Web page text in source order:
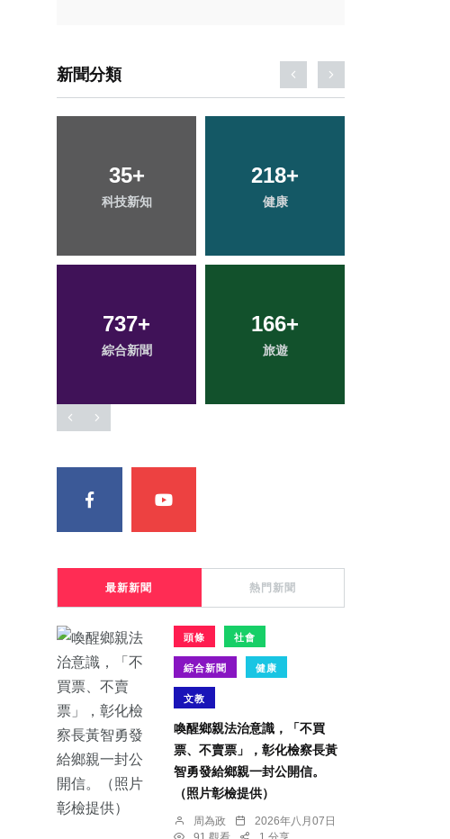
新聞分類
121+
專欄
68+
宗教
52+
頭條
238+
文教
最新新聞 熱門新聞
頭條 社會
綜合新聞 健康
文教
喚醒鄉親法治意識，「不買
票、不賣票」，彰化檢察長黃
智勇發給鄉親一封公開信。
（照片彰檢提供）
周為政
2026年八月07日